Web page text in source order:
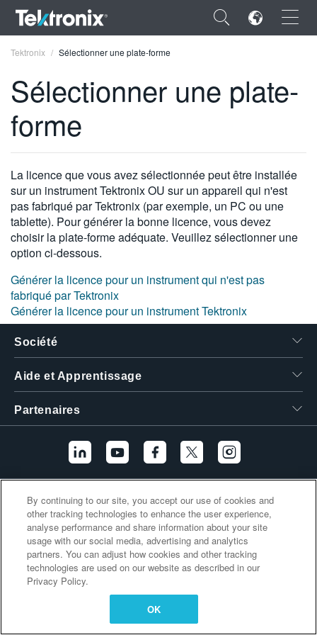
×
ENGLISH
DEUTSCH
VIỆT NAM
简体中文
日本語
한국어
Tektronix Sélectionner une plate-forme
Sélectionner une plate-
forme
La licence que vous avez sélectionnée peut être installée
sur un instrument Tektronix OU sur un appareil qui n'est
pas fabriqué par Tektronix (par exemple, un PC ou une
tablette). Pour générer la bonne licence, vous devez
choisir la plate-forme adéquate. Veuillez sélectionner une
option ci-dessous.
Générer la licence pour un instrument qui n'est pas
fabriqué par Tektronix
Générer la licence pour un instrument Tektronix
Société
Aide et Apprentissage
Partenaires
Liens supplémentaires
By continuing to our site, you accept our use of cookies and
other tracking technologies to enhance the user experience,
analyse performance and share information about your site
usage with our social media, advertising and analytics
partners. You can adjust how cookies and other tracking
technologies are used on our website as described in our
Privacy Policy.
OK